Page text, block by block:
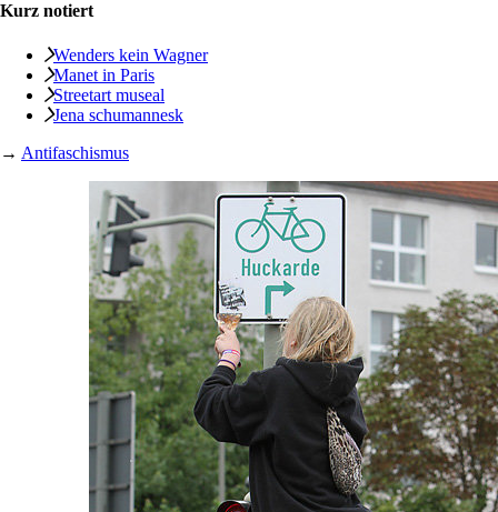
Kurz notiert
Wenders kein Wagner
Manet in Paris
Streetart museal
Jena schumannesk
→ Antifaschismus